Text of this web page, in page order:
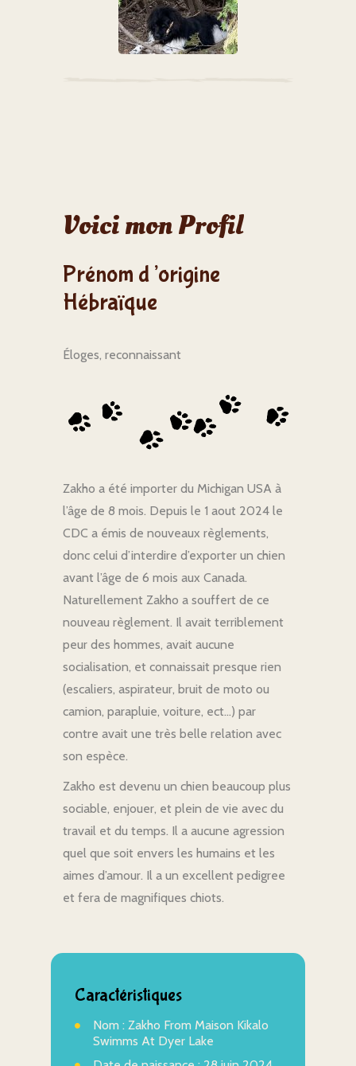
Voici mon Profil
Prénom d’origine
Hébraïque
Éloges, reconnaissant
Zakho a été importer du Michigan USA à
l’âge de 8 mois. Depuis le 1 aout 2024 le
CDC a émis de nouveaux règlements,
donc celui d’interdire d’exporter un chien
avant l’âge de 6 mois aux Canada.
Naturellement Zakho a souffert de ce
nouveau règlement. Il avait terriblement
peur des hommes, avait aucune
socialisation, et connaissait presque rien
(escaliers, aspirateur, bruit de moto ou
camion, parapluie, voiture, ect…) par
contre avait une très belle relation avec
son espèce.
Zakho est devenu un chien beaucoup plus
sociable, enjouer, et plein de vie avec du
travail et du temps. Il a aucune agression
quel que soit envers les humains et les
aimes d’amour. Il a un excellent pedigree
et fera de magnifiques chiots.
Caractéristiques
Nom : Zakho From Maison Kikalo
Swimms At Dyer Lake